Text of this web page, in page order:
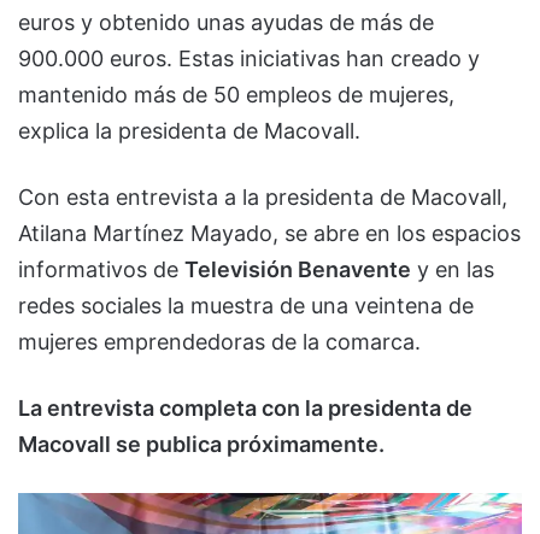
euros y obtenido unas ayudas de más de
900.000 euros. Estas iniciativas han creado y
mantenido más de 50 empleos de mujeres,
explica la presidenta de Macovall.
Con esta entrevista a la presidenta de Macovall,
Atilana Martínez Mayado, se abre en los espacios
informativos de Televisión Benavente y en las
redes sociales la muestra de una veintena de
mujeres emprendedoras de la comarca.
La entrevista completa con la presidenta de
Macovall se publica próximamente.